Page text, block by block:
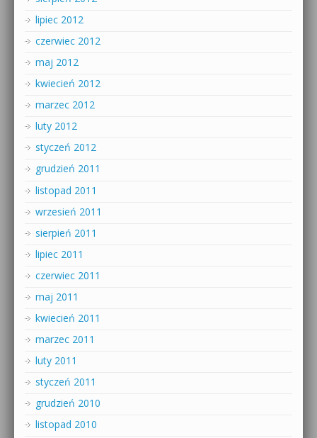
lipiec 2012
czerwiec 2012
maj 2012
kwiecień 2012
marzec 2012
luty 2012
styczeń 2012
grudzień 2011
listopad 2011
wrzesień 2011
sierpień 2011
lipiec 2011
czerwiec 2011
maj 2011
kwiecień 2011
marzec 2011
luty 2011
styczeń 2011
grudzień 2010
listopad 2010